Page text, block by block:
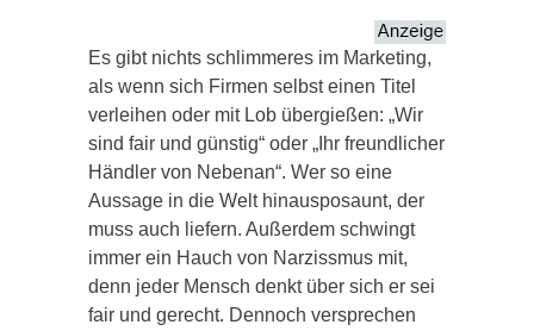
Es gibt nichts schlimmeres im Marketing,
als wenn sich Firmen selbst einen Titel
verleihen oder mit Lob übergießen: „Wir
sind fair und günstig“ oder „Ihr freundlicher
Händler von Nebenan“. Wer so eine
Aussage in die Welt hinausposaunt, der
muss auch liefern. Außerdem schwingt
immer ein Hauch von Narzissmus mit,
denn jeder Mensch denkt über sich er sei
fair und gerecht. Dennoch versprechen